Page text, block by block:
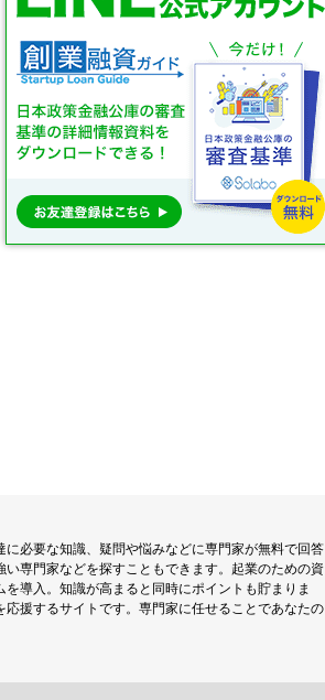
必要な知識、疑問や悩みなどに専門家が無料で回答
専門家などを探すこともできます。起業のための資
導入。知識が高まると同時にポイントも貯まりま
援するサイトです。専門家に任せることであなたの